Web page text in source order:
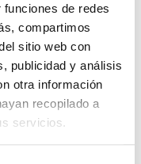
de redes
compartimos
sitio web con
publicidad y análisis
otra información
recopilado a
servicios.
los oídos o la nariz
debajo de
tamaño